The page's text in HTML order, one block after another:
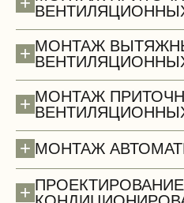
+ МОНТАЖ
+ МОНТАЖ
+ МОНТАЖ
+